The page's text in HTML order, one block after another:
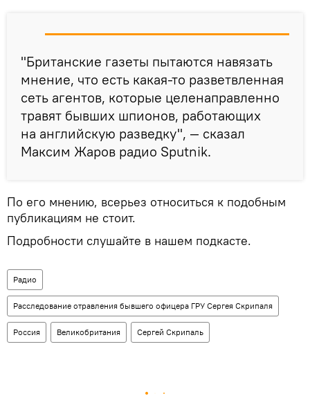
"Британские газеты пытаются навязать
мнение, что есть какая-то разветвленная
сеть агентов, которые целенаправленно
травят бывших шпионов, работающих
на английскую разведку", — сказал
Максим Жаров радио Sputnik.
По его мнению, всерьез относиться к подобным
публикациям не стоит.
Подробности слушайте в нашем подкасте.
Радио
Расследование отравления бывшего офицера ГРУ Сергея Скрипаля
Россия Великобритания Сергей Скрипаль